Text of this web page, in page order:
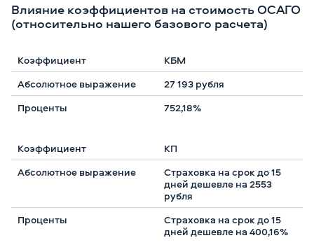
Влияние коэффициентов на стоимость ОСАГО
(относительно нашего базового расчета)
КБМ
27 193 рубля
752,18%
КП
Страховка на срок до 15
дней дешевле на 2553
рубля
Страховка на срок до 15
дней дешевле на 400,16%